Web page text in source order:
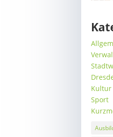
Kultur
Sport